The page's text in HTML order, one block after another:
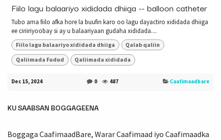
Fiilo lagu balaariyo xididada dhiiga -- balloon catheter
Tubo ama fiilo afka hore la buufin karo oo lagu dayactiro xididada dhiiga
ee ciriiriyoobay si ay u balaariyaan gudaha xididada....
Fiilo lagu balaariyo xididada dhiiga Qalab qaliin
Qaliimada Fudud Qaliimada xididada
Dec 15, 2024 0 487 Caafimaadbare
KU SAABSAN BOGGAGEENA
Boggaga CaafimaadBare, Warar Caafimaad iyo Caafimaadka